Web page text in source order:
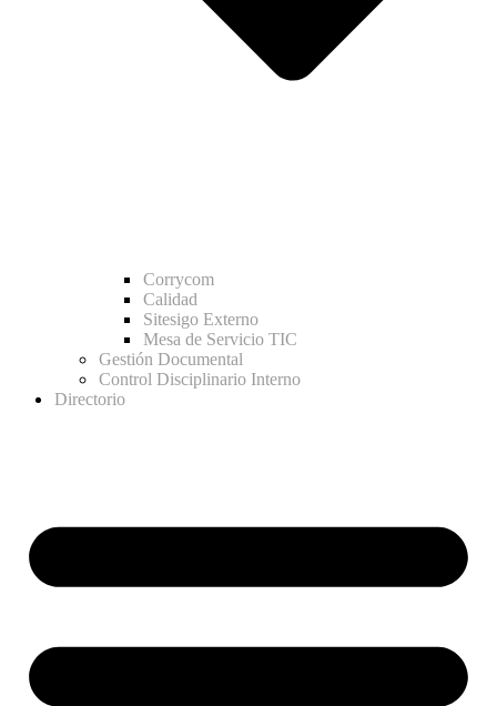
Corrycom
Calidad
Sitesigo Externo
Mesa de Servicio TIC
Gestión Documental
Control Disciplinario Interno
Directorio